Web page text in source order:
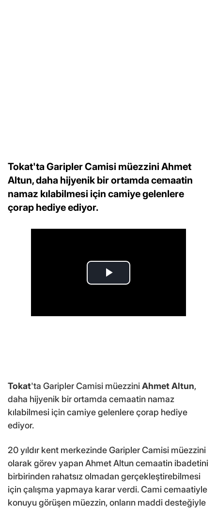
Tokat'ta Garipler Camisi müezzini Ahmet
Altun, daha hijyenik bir ortamda cemaatin
namaz kılabilmesi için camiye gelenlere
çorap hediye ediyor.
Tokat'ta Garipler Camisi müezziniAhmet Altun,
daha hijyenik bir ortamda cemaatin namaz
kılabilmesi için camiye gelenlere çorap hediye
ediyor.
20 yıldır kent merkezinde Garipler Camisi müezzini
olarak görev yapan Ahmet Altun cemaatin ibadetini
birbirinden rahatsız olmadan gerçekleştirebilmesi
için çalışma yapmaya karar verdi. Cami cemaatiyle
konuyu görüşen müezzin, onların maddi desteğiyle